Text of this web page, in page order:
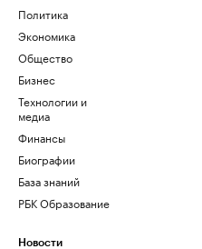
Политика
Экономика
Общество
Бизнес
Технологии и
медиа
Финансы
Биографии
База знаний
РБК Образование
Новости